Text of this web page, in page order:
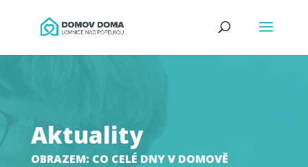
Aktuality
OBRAZEM: CO CELÉ DNY V DOMOVĚ